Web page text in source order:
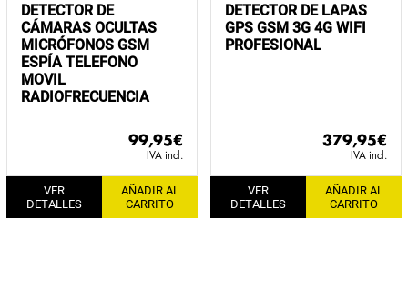
DETECTOR DE
CÁMARAS OCULTAS
MICRÓFONOS GSM
ESPÍA TELEFONO
MOVIL
RADIOFRECUENCIA
99,95€
IVA incl.
VER
DETALLES
AÑADIR AL
CARRITO
DETECTOR DE LAPAS
GPS GSM 3G 4G WIFI
PROFESIONAL
379,95€
IVA incl.
VER
DETALLES
AÑADIR AL
CARRITO